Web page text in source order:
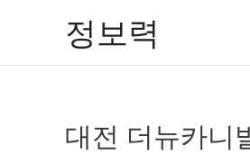
정보력
대전 더뉴카니